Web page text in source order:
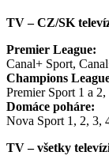
TV – CZ/SK
Premier League:
Canal+ Sport,
Champions
Premier Sport 1 a
Domáce poháre:
Nova Sport 1, 2, 3,
TV – všetky